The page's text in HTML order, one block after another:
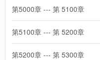
第5000章 --- 第 5100章
第5100章 --- 第 5200章
第5200章 --- 第 5300章